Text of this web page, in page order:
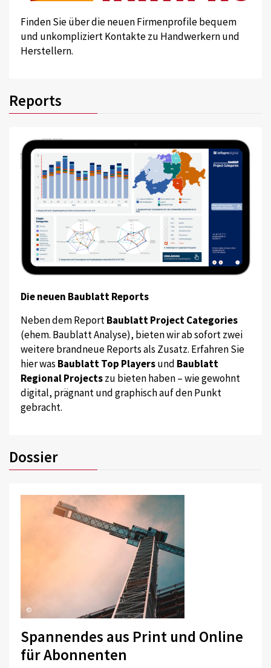
Finden Sie über die neuen Firmenprofile bequem
und unkompliziert Kontakte zu Handwerkern und
Herstellern.
Reports
Die neuen Baublatt Reports
Neben dem ReportBaublatt Project Categories
(ehem. Baublatt Analyse), bieten wir ab sofort zwei
weitere brandneue Reports als Zusatz. Erfahren Sie
hier was Baublatt Top Playersund Baublatt
Regional Projectszu bieten haben – wie gewohnt
digital, prägnant und graphisch auf den Punkt
gebracht.
Dossier
©
Spannendes aus Print und Online
für Abonnenten